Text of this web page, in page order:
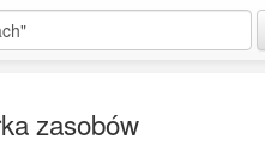
zasobów